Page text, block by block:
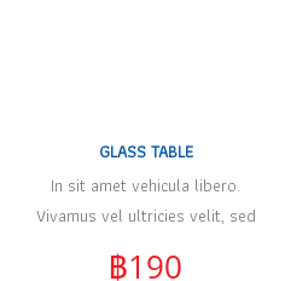
GLASS TABLE
In sit amet vehicula libero.
Vivamus vel ultricies velit, sed
฿190